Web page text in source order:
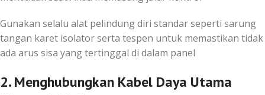
Gunakan selalu alat pelindung diri standar seperti sarung
tangan karet isolator serta tespen untuk memastikan tidak
ada arus sisa yang tertinggal di dalam panel
2. Menghubungkan Kabel Daya Utama